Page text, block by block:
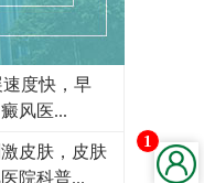
1
度快，早
风医...
皮肤，皮肤
院科普...